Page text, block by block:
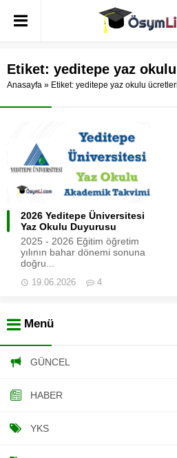
Etiket: yeditepe yaz
Anasayfa » Etiket: yeditepe yaz okulu ücretleri
2026 Yeditepe Üniversitesi
Yaz Okulu Duyurusu
2025 - 2026 Eğitim öğretim
yılının bahar dönemi sonuna
doğru...
19.06.2026 4
Menü
GÜNCEL
HABER
YKS